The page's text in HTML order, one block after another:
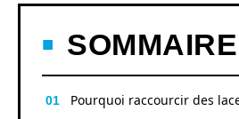
SOMMAIRE
Pourquoi raccourcir des